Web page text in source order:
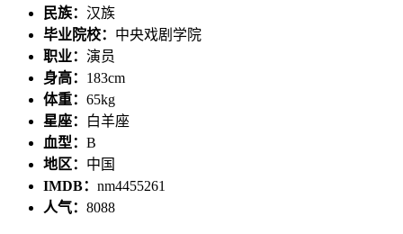
民族： 汉族
毕业院校： 中央戏剧学院
职业： 演员
身高： 183cm
体重： 65kg
星座：
白羊座
血型： B
地区： 中国
IMDB： nm4455261
人气： 8088